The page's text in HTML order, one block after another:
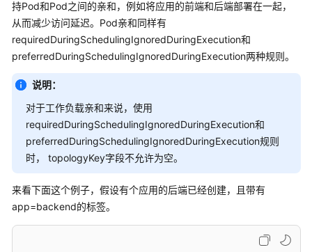
持Pod和Pod之间的亲和，例如将应用的前端和后端部署在一起，
从而减少访问延迟。Pod亲和同样有
requiredDuringSchedulingIgnoredDuringExecution和
preferredDuringSchedulingIgnoredDuringExecution两种规则。
说明：
对于工作负载亲和来说，使用
requiredDuringSchedulingIgnoredDuringExecution和
preferredDuringSchedulingIgnoredDuringExecution规则
时， topologyKey字段不允许为空。
来看下面这个例子，假设有个应用的后端已经创建，且带有
app=backend的标签。